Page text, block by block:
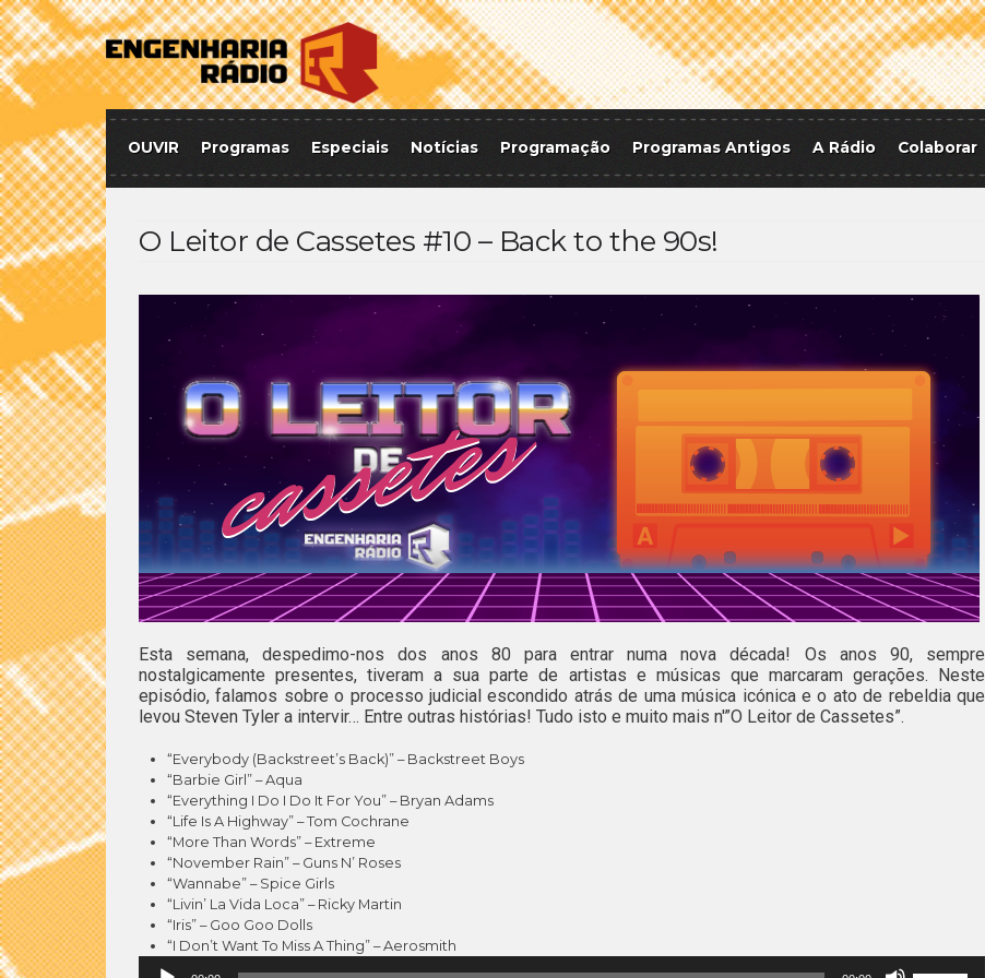
OUVIR Programas Especiais Notícias Programação Programas Antigos A Rádio Colaborar
O Leitor de Cassetes #10 – Back to the 90s!
Esta semana, despedimo-nos dos anos 80 para entrar numa nova década! Os anos 90, sempre
nostalgicamente presentes, tiveram a sua parte de artistas e músicas que marcaram gerações. Neste
episódio, falamos sobre o processo judicial escondido atrás de uma música icónica e o ato de rebeldia que
levou Steven Tyler a intervir… Entre outras histórias! Tudo isto e muito mais n'”O Leitor de Cassetes”.
“Everybody (Backstreet’s Back)” – Backstreet Boys
“Barbie Girl” – Aqua
“Everything I Do I Do It For You” – Bryan Adams
“Life Is A Highway” – Tom Cochrane
“More Than Words” – Extreme
“November Rain” – Guns N’ Roses
“Wannabe” – Spice Girls
“Livin’ La Vida Loca” – Ricky Martin
“Iris” – Goo Goo Dolls
“I Don’t Want To Miss A Thing” – Aerosmith
Reprodutor